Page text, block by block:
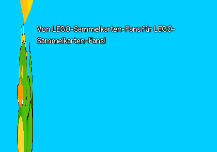
Von LEGO-Sammelkarten-Fans für LEGO-
Sammelkarten-Fans!